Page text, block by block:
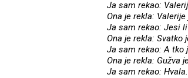
Ja sam rekao:
Ona je rekla:
Ja sam rekao: Jesi
Ona je rekla: Svatko
Ja sam rekao: A tko
Ona je rekla: Gužva
Ja sam rekao: Hvala.